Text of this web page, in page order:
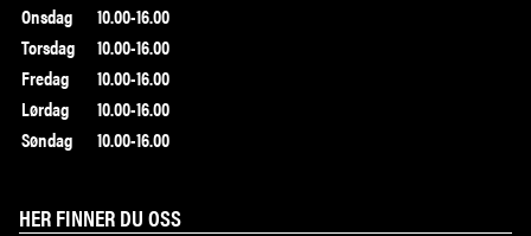
Onsdag
10.00-16.00
Torsdag
10.00-16.00
Fredag
10.00-16.00
Lørdag
10.00-16.00
Søndag
10.00-16.00
HER FINNER DU OSS